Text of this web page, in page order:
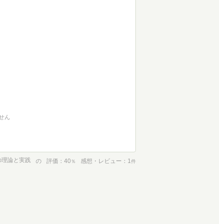
ん
論と実践 の 評価 40 ％ 感想・レビュー 1件